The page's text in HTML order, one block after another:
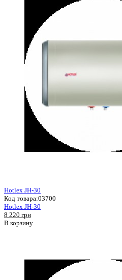
Hotlex JH-30
Код товара:03700
Hotlex JH-30
8 220 грн
В корзину